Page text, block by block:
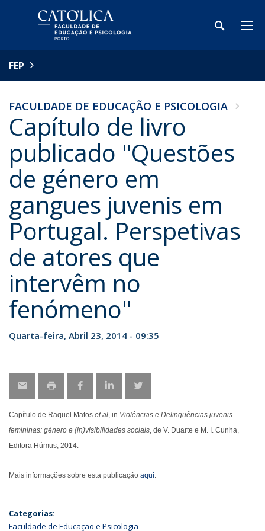
FEP
FACULDADE DE EDUCAÇÃO E PSICOLOGIA
Capítulo de livro
publicado "Questões
de género em
gangues juvenis em
Portugal. Perspetivas
de atores que
intervêm no
fenómeno"
Quarta-feira, Abril 23, 2014 - 09:35
Capítulo de Raquel Matos et al, in Violências e Delinquências juvenis
femininas: género e (in)visibilidades sociais, de V. Duarte e M. I. Cunha,
Editora Húmus, 2014.
Mais informações sobre esta publicação aqui.
Categorias:
Faculdade de Educação e Psicologia